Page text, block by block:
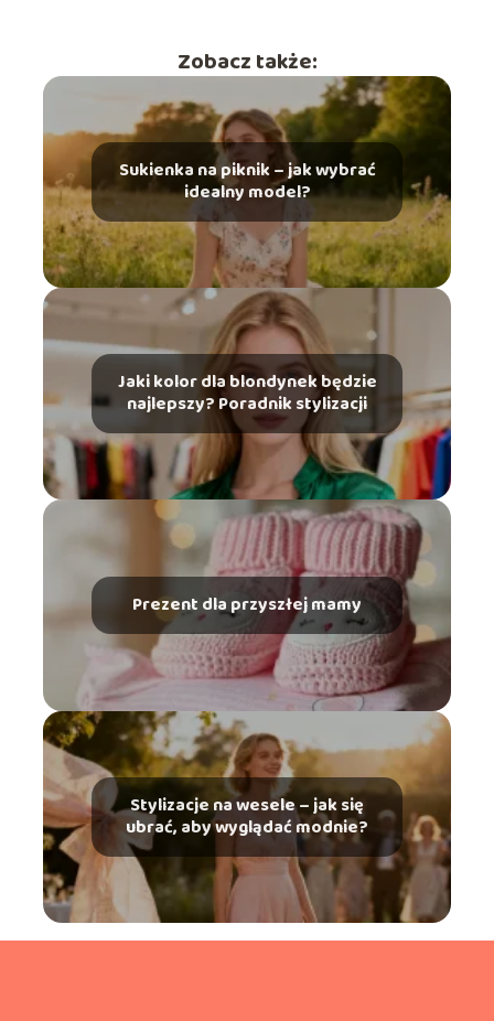
Zobacz także:
Sukienka na piknik – jak wybrać
idealny model?
Jaki kolor dla blondynek będzie
najlepszy? Poradnik stylizacji
Prezent dla przyszłej mamy
Stylizacje na wesele – jak się
ubrać, aby wyglądać modnie?